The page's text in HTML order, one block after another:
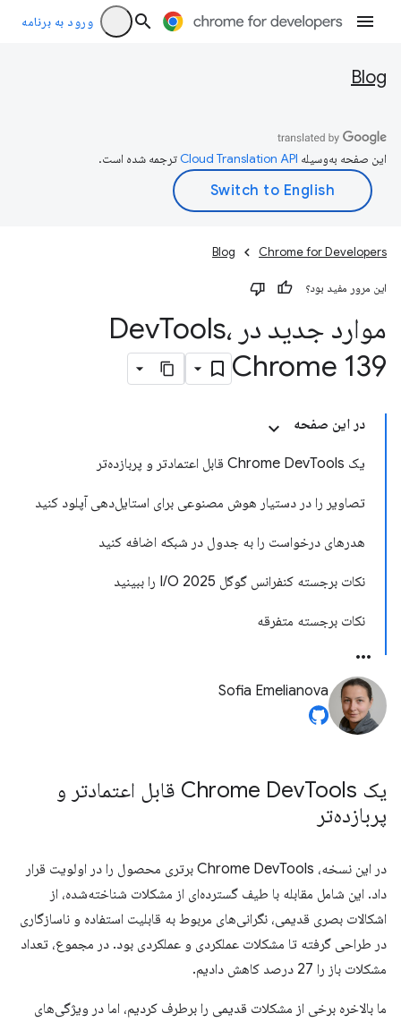
ورود به برنامه
Blog
این صفحه به‌وسیله ترجمه شده است.
Chrome for Developers
Blog
این مرور مفید بود؟
موارد جدید در Dev Tools،
Chrome 139
در این صفحه
یک Chrome DevTools قابل اعتمادتر و پربازده‌تر
تصاویر را در دستیار هوش مصنوعی برای استایل‌دهی آپلود کنید
هدرهای درخواست را به جدول در شبکه اضافه کنید
نکات برجسته کنفرانس گوگل I/O 2025 را ببینید
نکات برجسته متفرقه
Sofia Emelianova
یک Chrome Dev
Tools قابل اعتمادتر و
پربازده‌تر
در این نسخه، Chrome DevTools برتری محصول را در اولویت قرار
داد. این شامل مقابله با طیف گسترده‌ای از مشکلات شناخته‌شده، از
اشکالات بصری قدیمی، نگرانی‌های مربوط به قابلیت استفاده و ناسازگاری
در طراحی گرفته تا مشکلات عملکردی و عملکردی بود. در مجموع، تعداد
مشکلات باز را 27 درصد کاهش دادیم.
ما بالاخره برخی از مشکلات قدیمی را برطرف کردیم، اما در ویژگی‌های